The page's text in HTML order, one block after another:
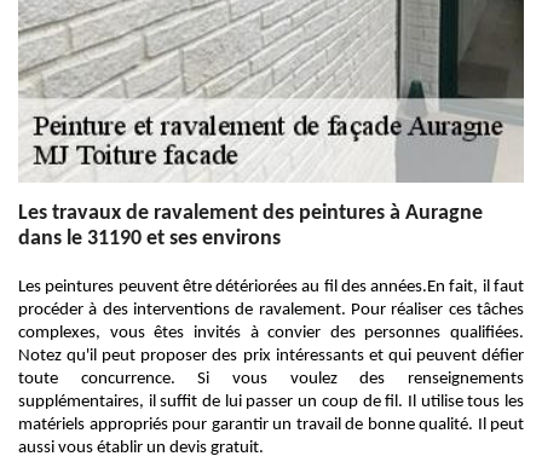
Les travaux de ravalement des peintures à Auragne
dans le 31190 et ses environs
Les peintures peuvent être détériorées au fil des années.En fait, il faut
procéder à des interventions de ravalement. Pour réaliser ces tâches
complexes, vous êtes invités à convier des personnes qualifiées.
Notez qu'il peut proposer des prix intéressants et qui peuvent défier
toute concurrence. Si vous voulez des renseignements
supplémentaires, il suffit de lui passer un coup de fil. Il utilise tous les
matériels appropriés pour garantir un travail de bonne qualité. Il peut
aussi vous établir un devis gratuit.